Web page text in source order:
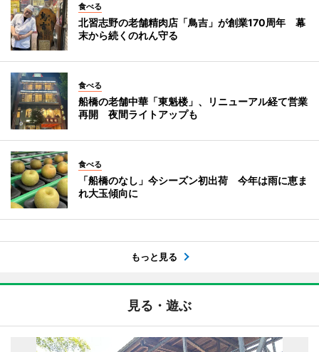
食べる
北習志野の老舗精肉店「鳥吉」が創業170周年 幕
末から続くのれん守る
食べる
船橋の老舗中華「東魁楼」、リニューアル経て営業
再開 夜間ライトアップも
食べる
「船橋のなし」今シーズン初出荷 今年は雨に恵ま
れ大玉傾向に
もっと見る
見る・遊ぶ